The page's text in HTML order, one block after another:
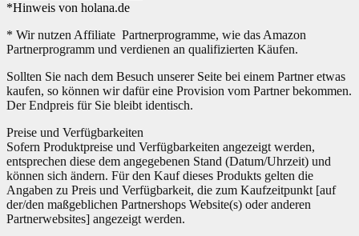
*Hinweis von holana.de
* Wir nutzen Affiliate Partnerprogramme, wie das Amazon
Partnerprogramm und verdienen an qualifizierten Käufen.
Sollten Sie nach dem Besuch unserer Seite bei einem Partner etwas
kaufen, so können wir dafür eine Provision vom Partner bekommen.
Der Endpreis für Sie bleibt identisch.
Preise und Verfügbarkeiten
Sofern Produktpreise und Verfügbarkeiten angezeigt werden,
entsprechen diese dem angegebenen Stand (Datum/Uhrzeit) und
können sich ändern. Für den Kauf dieses Produkts gelten die
Angaben zu Preis und Verfügbarkeit, die zum Kaufzeitpunkt [auf
der/den maßgeblichen Partnershops Website(s) oder anderen
Partnerwebsites] angezeigt werden.